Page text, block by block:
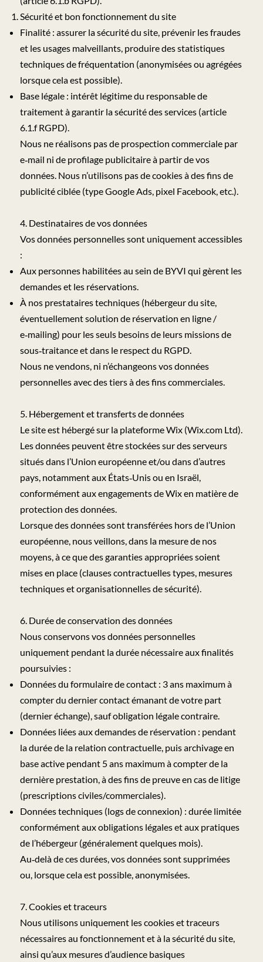
Sécurité et bon fonctionnement du site
Finalité : assurer la sécurité du site, prévenir les fraudes
et les usages malveillants, produire des statistiques
techniques de fréquentation (anonymisées ou agrégées
lorsque cela est possible).
Base légale : intérêt légitime du responsable de
traitement à garantir la sécurité des services (article
6.1.f RGPD).
Nous ne réalisons pas de prospection commerciale par
e‑mail ni de profilage publicitaire à partir de vos
données. Nous n’utilisons pas de cookies à des fins de
publicité ciblée (type Google Ads, pixel Facebook, etc.).
4. Destinataires de vos données
Vos données personnelles sont uniquement accessibles
:
Aux personnes habilitées au sein de BYVI qui gèrent les
demandes et les réservations.
À nos prestataires techniques (hébergeur du site,
éventuellement solution de réservation en ligne /
e‑mailing) pour les seuls besoins de leurs missions de
sous‑traitance et dans le respect du RGPD.
Nous ne vendons, ni n’échangeons vos données
personnelles avec des tiers à des fins commerciales.
5. Hébergement et transferts de données
Le site est hébergé sur la plateforme Wix (Wix.com Ltd).
Les données peuvent être stockées sur des serveurs
situés dans l’Union européenne et/ou dans d’autres
pays, notamment aux États‑Unis ou en Israël,
conformément aux engagements de Wix en matière de
protection des données.
Lorsque des données sont transférées hors de l’Union
européenne, nous veillons, dans la mesure de nos
moyens, à ce que des garanties appropriées soient
mises en place (clauses contractuelles types, mesures
techniques et organisationnelles de sécurité).
6. Durée de conservation des données
Nous conservons vos données personnelles
uniquement pendant la durée nécessaire aux finalités
poursuivies :
Données du formulaire de contact : 3 ans maximum à
compter du dernier contact émanant de votre part
(dernier échange), sauf obligation légale contraire.
Données liées aux demandes de réservation : pendant
la durée de la relation contractuelle, puis archivage en
base active pendant 5 ans maximum à compter de la
dernière prestation, à des fins de preuve en cas de litige
(prescriptions civiles/commerciales).
Données techniques (logs de connexion) : durée limitée
conformément aux obligations légales et aux pratiques
de l’hébergeur (généralement quelques mois).
Au‑delà de ces durées, vos données sont supprimées
ou, lorsque cela est possible, anonymisées.
7. Cookies et traceurs
Nous utilisons uniquement les cookies et traceurs
nécessaires au fonctionnement et à la sécurité du site,
ainsi qu’aux mesures d’audience basiques